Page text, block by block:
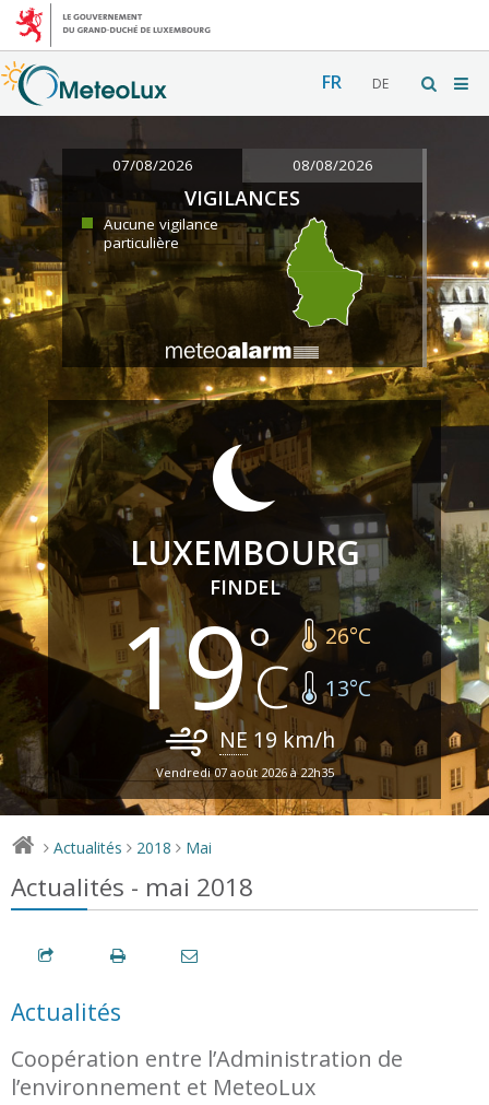
FR DE
07/08/2026 08/08/2026
VIGILANCES
Aucune vigilance
particulière
LUXEMBOURG
FINDEL
19 26°C
13°C
NE 19 km/h
Vendredi 07 août 2026 à 22h35
> Actualités > 2018 > Mai
Actualités - mai 2018
Actualités
Coopération entre l’Administration de
l’environnement et MeteoLux